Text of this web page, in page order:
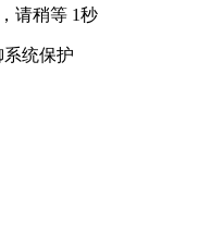
请稍等 1秒
统保护